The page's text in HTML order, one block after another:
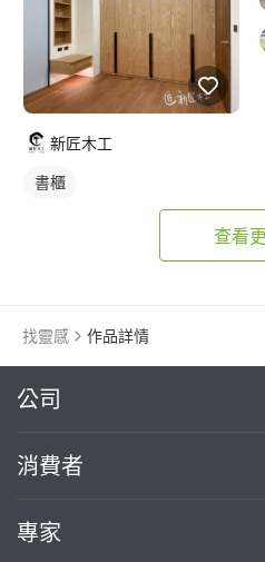
新匠木工
書櫃
查看
找靈感 作品詳情
公司
關於我們
部落格
消費者
買服務
專家
繼續完成